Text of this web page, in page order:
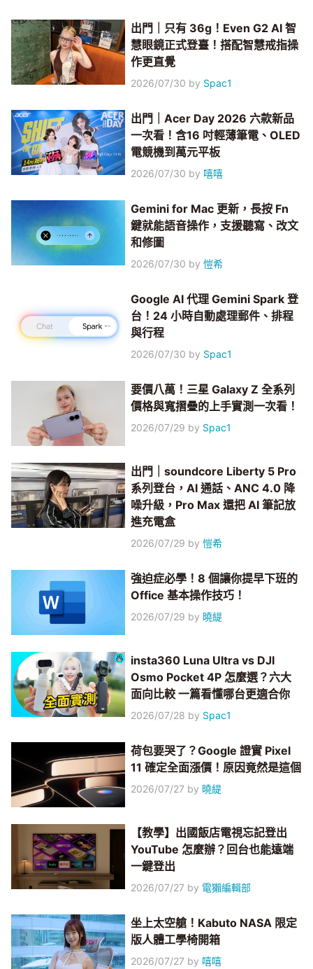
出門｜只有 36g！Even G2 AI 智
慧眼鏡正式登臺！搭配智慧戒指操
作更直覺
2026/07/30 by Spac1
出門｜Acer Day 2026 六款新品
一次看！含16 吋輕薄筆電、OLED
電競機到萬元平板
2026/07/30 by 嘻嘻
Gemini for Mac 更新，長按 Fn
鍵就能語音操作，支援聽寫、改文
和修圖
2026/07/30 by愷希
Google AI 代理 Gemini Spark 登
台！24 小時自動處理郵件、排程
與行程
2026/07/30 by Spac1
要價八萬！三星 Galaxy Z 全系列
價格與寬摺疊的上手實測一次看！
2026/07/29 by Spac1
出門｜soundcore Liberty 5 Pro
系列登台，AI 通話、ANC 4.0 降
噪升級，Pro Max 還把 AI 筆記放
進充電盒
2026/07/29 by愷希
強迫症必學！8 個讓你提早下班的
Office 基本操作技巧！
2026/07/29 by 曉緹
insta360 Luna Ultra vs DJI
Osmo Pocket 4P 怎麼選？六大
面向比較 一篇看懂哪台更適合你
2026/07/28 by Spac1
荷包要哭了？Google 證實 Pixel
11 確定全面漲價！原因竟然是這個
2026/07/27 by 曉緹
【教學】出國飯店電視忘記登出
YouTube 怎麼辦？回台也能遠端
一鍵登出
2026/07/27 by 電獺編輯部
坐上太空艙！Kabuto NASA 限定
版人體工學椅開箱
2026/07/27 by 嘻嘻